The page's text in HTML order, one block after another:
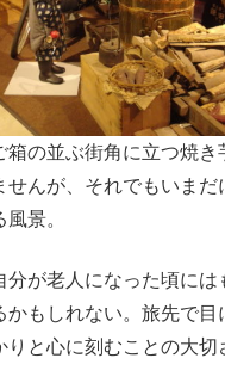
箱の並ぶ街角に立つ焼き
せんが、それでもいまだ
景。
分が老人になった頃には
かもしれない。旅先で目
りと心に刻むことの大切